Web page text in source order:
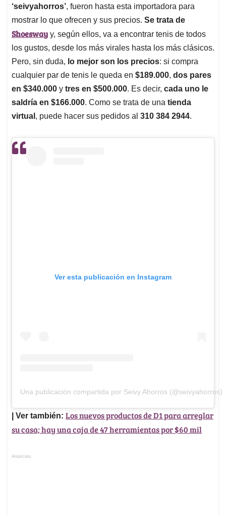
‘seivyahorros’, fueron hasta esta importadora para
mostrar lo que ofrecen y sus precios. Se trata de
Shoesway y, según ellos, va a encontrar tenis de todos
los gustos, desde los más virales hasta los más clásicos.
Pero, sin duda, lo mejor son los precios: si compra
cualquier par de tenis le queda en $189.000, dos pares
en $340.000 y tres en $500.000. Es decir, cada uno le
saldría en $166.000. Como se trata de una tienda
virtual , puede hacer sus pedidos al 310 384 2944.
Ver esta publicación en Instagram
Una publicación compartida por Seivy Ahorros (@seivyahorros)
| Ver también: Los nuevos productos de D1 para arreglar
su casa; hay una caja de 47 herramientas por $60 mil
Anuncios.